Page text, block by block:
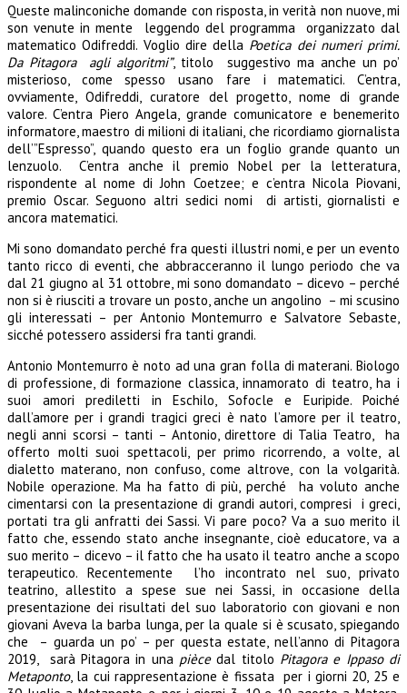
Queste malinconiche domande con risposta, in verità non nuove, mi
son venute in mente leggendo del programma organizzato dal
matematico Odifreddi. Voglio dire della Poetica dei numeri primi.
Da Pitagora agli algoritmi”, titolo suggestivo ma anche un po’
misterioso, come spesso usano fare i matematici. C’entra,
ovviamente, Odifreddi, curatore del progetto, nome di grande
valore. C’entra Piero Angela, grande comunicatore e benemerito
informatore, maestro di milioni di italiani, che ricordiamo giornalista
dell’”Espresso”, quando questo era un foglio grande quanto un
lenzuolo. C’entra anche il premio Nobel per la letteratura,
rispondente al nome di John Coetzee; e c’entra Nicola Piovani,
premio Oscar. Seguono altri sedici nomi di artisti, giornalisti e
ancora matematici.
Mi sono domandato perché fra questi illustri nomi, e per un evento
tanto ricco di eventi, che abbracceranno il lungo periodo che va
dal 21 giugno al 31 ottobre, mi sono domandato – dicevo – perché
non si è riusciti a trovare un posto, anche un angolino – mi scusino
gli interessati – per Antonio Montemurro e Salvatore Sebaste,
sicché potessero assidersi fra tanti grandi.
Antonio Montemurro è noto ad una gran folla di materani. Biologo
di professione, di formazione classica, innamorato di teatro, ha i
suoi amori prediletti in Eschilo, Sofocle e Euripide. Poiché
dall’amore per i grandi tragici greci è nato l’amore per il teatro,
negli anni scorsi – tanti – Antonio, direttore di Talia Teatro, ha
offerto molti suoi spettacoli, per primo ricorrendo, a volte, al
dialetto materano, non confuso, come altrove, con la volgarità.
Nobile operazione. Ma ha fatto di più, perché ha voluto anche
cimentarsi con la presentazione di grandi autori, compresi i greci,
portati tra gli anfratti dei Sassi. Vi pare poco? Va a suo merito il
fatto che, essendo stato anche insegnante, cioè educatore, va a
suo merito – dicevo – il fatto che ha usato il teatro anche a scopo
terapeutico. Recentemente l’ho incontrato nel suo, privato
teatrino, allestito a spese sue nei Sassi, in occasione della
presentazione dei risultati del suo laboratorio con giovani e non
giovani Aveva la barba lunga, per la quale si è scusato, spiegando
che – guarda un po’ – per questa estate, nell’anno di Pitagora
2019, sarà Pitagora in una piècedal titolo Pitagora e Ippaso di
Metaponto, la cui rappresentazione è fissata per i giorni 20, 25 e